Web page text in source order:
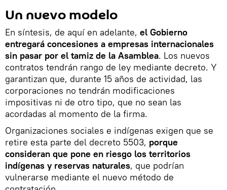
Un nuevo modelo
En síntesis, de aquí en adelante, el Gobierno
entregará concesiones a empresas internacionales
sin pasar por el tamiz de la Asamblea. Los nuevos
contratos tendrán rango de ley mediante decreto. Y
garantizan que, durante 15 años de actividad, las
corporaciones no tendrán modificaciones
impositivas ni de otro tipo, que no sean las
acordadas al momento de la firma.
Organizaciones sociales e indígenas exigen que se
retire esta parte del decreto 5503, porque
consideran que pone en riesgo los territorios
indígenas y reservas naturales, que podrían
vulnerarse mediante el nuevo método de